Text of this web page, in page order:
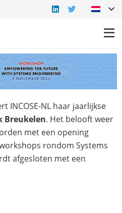
INCOSE-NL haar jaarlijkse
Breukelen. Het belooft weer
met een opening
rondom Systems
afgesloten met een